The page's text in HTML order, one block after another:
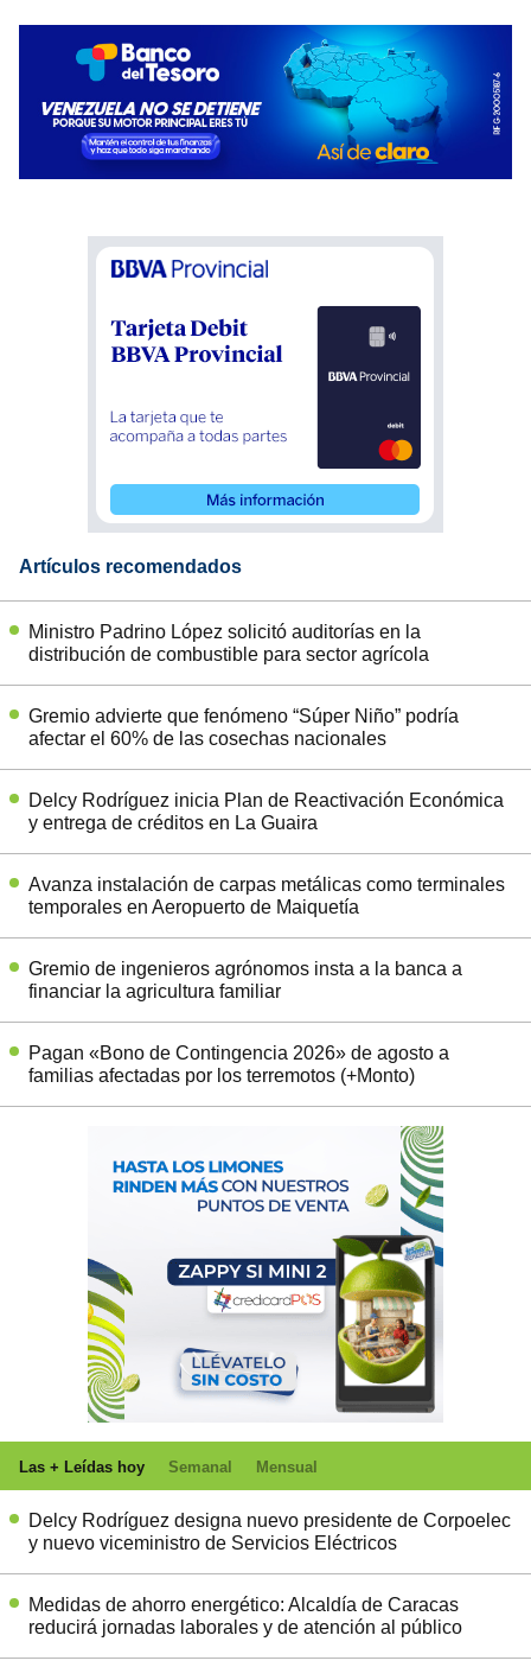
Artículos recomendados
Ministro Padrino López solicitó auditorías en la
distribución de combustible para sector agrícola
Gremio advierte que fenómeno “Súper Niño” podría
afectar el 60% de las cosechas nacionales
Delcy Rodríguez inicia Plan de Reactivación Económica
y entrega de créditos en La Guaira
Avanza instalación de carpas metálicas como terminales
temporales en Aeropuerto de Maiquetía
Gremio de ingenieros agrónomos insta a la banca a
financiar la agricultura familiar
Pagan «Bono de Contingencia 2026» de agosto a
familias afectadas por los terremotos (+Monto)
Las + Leídas hoy Semanal Mensual
Delcy Rodríguez designa nuevo presidente de Corpoelec
y nuevo viceministro de Servicios Eléctricos
Medidas de ahorro energético: Alcaldía de Caracas
reducirá jornadas laborales y de atención al público